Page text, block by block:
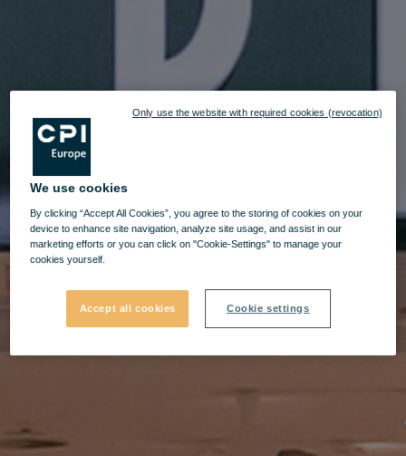
We use cookies
By clicking “Accept All Cookies”, you agree to the storing of cookies on your
device to enhance site navigation, analyze site usage, and assist in our
marketing efforts or you can click on "Cookie-Settings" to manage your
cookies yourself.
Accept all cookies Cookie settings
Only use the website with required cookies (revocation)